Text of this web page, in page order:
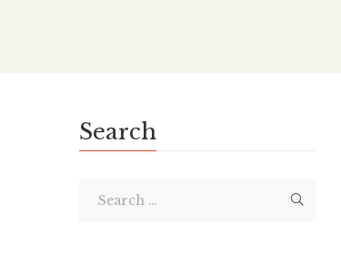
Search